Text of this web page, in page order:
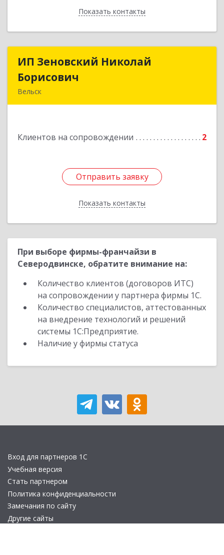
Показать контакты
Назад
ИП Зеновский Николай
Борисович
Вельск
Клиентов на сопровождении 2
Отправить заявку
Показать контакты
ИП Зеновский Николай
Подробнее
Отправить заявку
Назад
При выборе фирмы-франчайзи в
Северодвинске, обратите внимание на:
Количество клиентов (договоров ИТС)
на сопровождении у партнера фирмы 1С.
Количество специалистов, аттестованных
на внедрение технологий и решений
системы 1С:Предприятие.
Наличие у фирмы статуса
Вход для партнеров 1С
Учебная версия
Стать партнером
Политика конфиденциальности
Замечания по сайту
Другие сайты